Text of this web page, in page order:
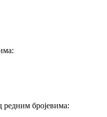
редним бројевима: